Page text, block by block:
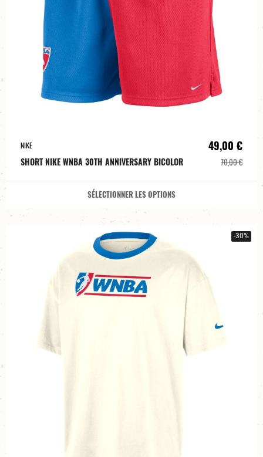
NIKE
SHORT NIKE WNBA 30TH ANNIVERSARY BICOLOR
49,00 €
70,00 €
SÉLECTIONNER LES OPTIONS
-30%